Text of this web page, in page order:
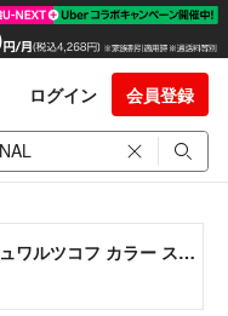
ログイン 会員登録
専用★未使用★白髪用 シュワルツコフ カラー スペシャリスト★N7★送料無料